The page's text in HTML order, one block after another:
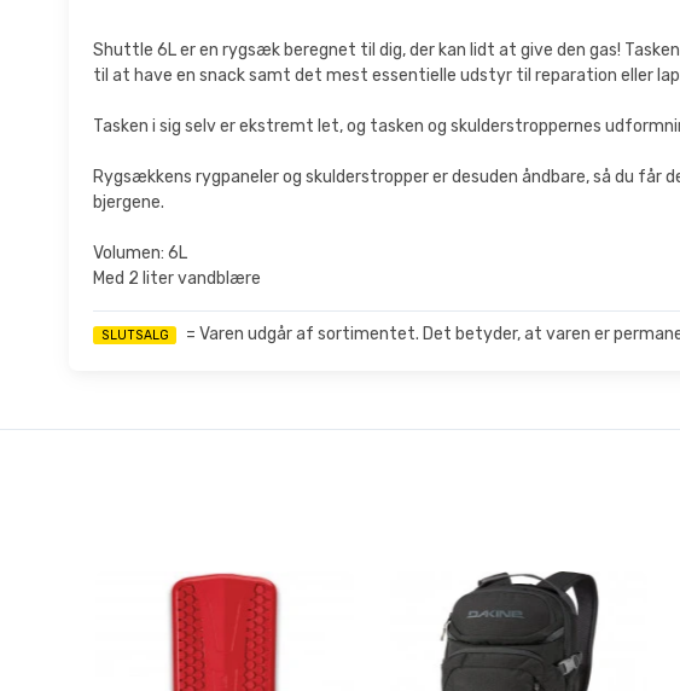
Shuttle 6L er en rygsæk beregnet til dig, der kan lidt at give den gas!
til at have en snack samt det mest essentielle udstyr til reparation eller
Tasken i sig selv er ekstremt let, og tasken og skulderstroppernes
Rygsækkens rygpaneler og skulderstropper er desuden åndbare, så du
bjergene.
Volumen: 6L
Med 2 liter vandblære
SLUTSALG = Varen udgår af sortimentet. Det betyder, at varen er